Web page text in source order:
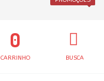
BUSCA
0
CARRINHO